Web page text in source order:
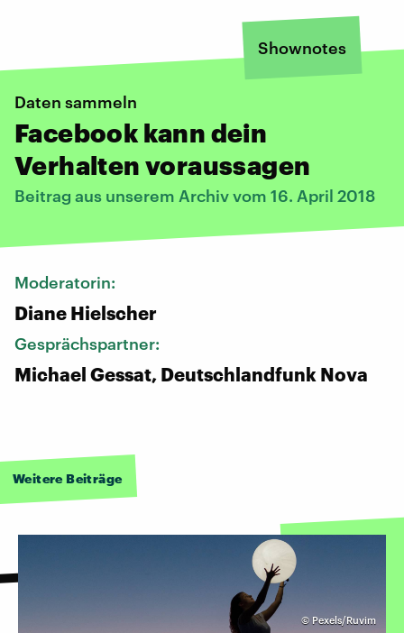
Shownotes
Daten sammeln
Facebook kann dein
Verhalten voraussagen
Beitrag aus unserem Archiv vom 16. April 2018
Moderatorin:
Diane Hielscher
Gesprächspartner:
Michael Gessat, Deutschlandfunk Nova
Weitere Beiträge
© Pexels/Ruvim